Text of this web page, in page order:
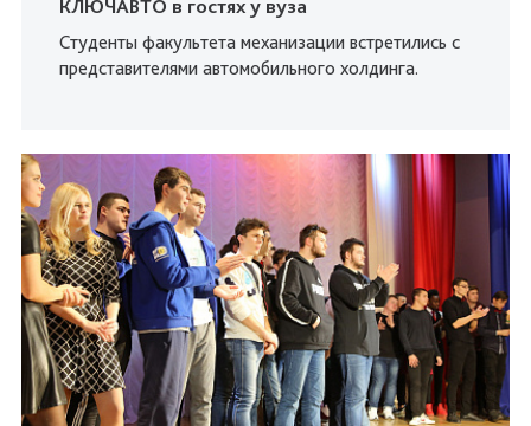
КЛЮЧАВТО в гостях у вуза
Студенты факультета механизации встретились с
представителями автомобильного холдинга.